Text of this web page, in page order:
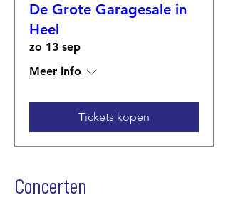
De Grote Garagesale in
Heel
zo 13 sep
Meer info
Tickets kopen
Concerten